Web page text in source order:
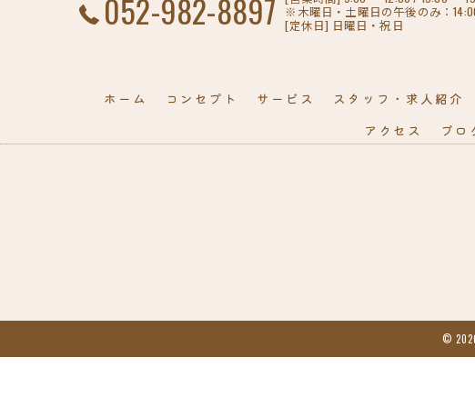
052-982-8897 ※木曜日・土曜日の午後のみ：
[定休日] 日曜日・祝日
ホーム コンセプト サービス スタッフ・求人紹介
アクセス
ブロ
©